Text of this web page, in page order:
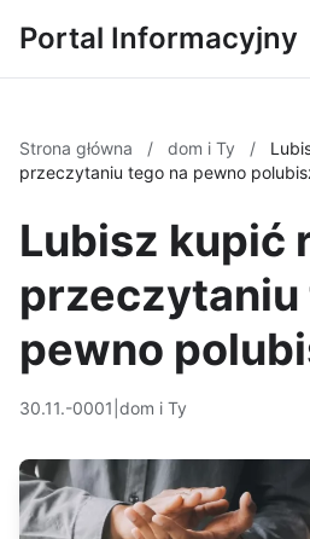
Portal Informacyjny
Strona główna / dom i Ty /
przeczytaniu tego na pewno
Lubisz kupić
przeczytaniu
pewno
30.11.-0001 dom i Ty